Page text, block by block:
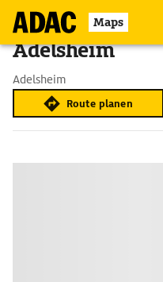
Maps
Adelsheim
Adelsheim
Route planen